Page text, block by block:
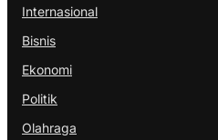
Internasional
Bisnis
Ekonomi
Politik
Olahraga